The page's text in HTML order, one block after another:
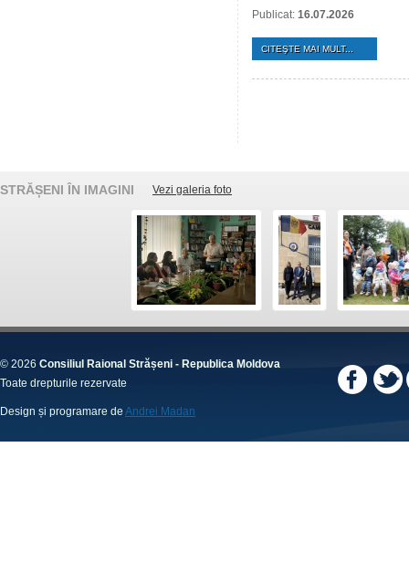
Publicat: 16.07.2026
CITEŞTE MAI MULT...
STRĂȘENI ÎN IMAGINI Vezi galeria foto
© 2026 Consiliul Raional Strășeni - Republica Moldova
Toate drepturile rezervate
Design și programare de Andrei Madan